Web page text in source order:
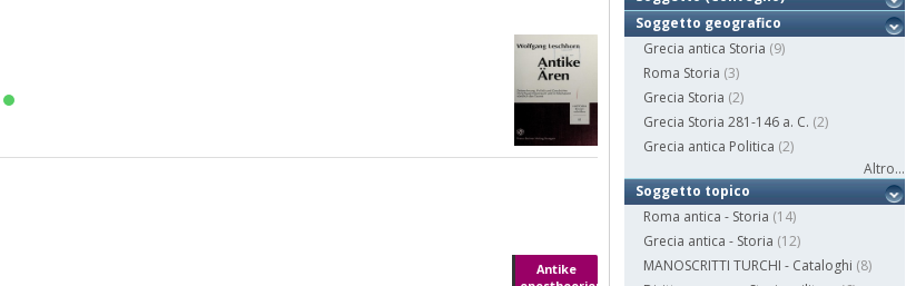
Antike
Soggetto geografico
Grecia antica Storia (9)
Roma Storia (3)
Grecia Storia (2)
Grecia Storia 281-146 a. C. (2)
Grecia antica Politica (2)
Altro...
Soggetto topico
Roma antica - Storia (14)
Grecia antica - Storia (12)
MANOSCRITTI TURCHI - Cataloghi (8)